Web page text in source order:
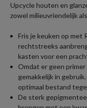
Upcycle houten en
zowel milieuvriendelijk
Fris je keuken op met
rechtstreeks
kasten voor een
Omdat er geen
gemakkelijk in
optimaal bestand
De sterk